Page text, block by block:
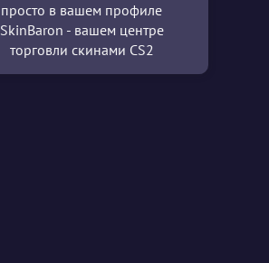
просто в вашем профиле
SkinBaron - вашем центре
торговли скинами CS2